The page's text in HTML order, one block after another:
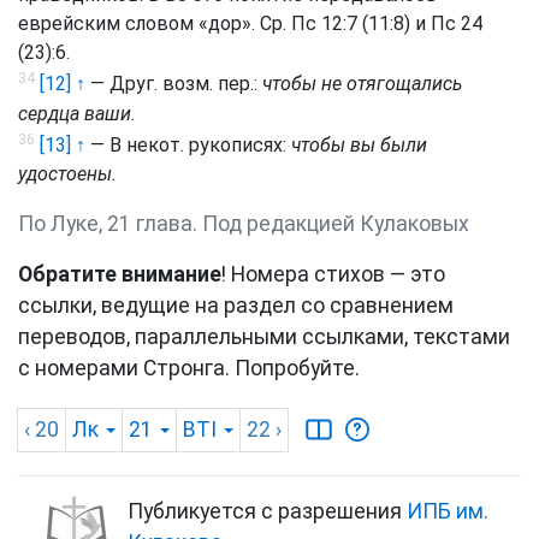
еврейским словом «дор». Ср. Пс 12:7 (11:8) и Пс 24
(23):6.
34 [12] ↑ — Друг. возм. пер.: чтобы не отягощались
сердца ваши.
36 [13] ↑ — В некот. рукописях: чтобы вы были
удостоены.
По Луке, 21 глава. Под редакцией Кулаковых
Обратите внимание! Номера стихов — это
ссылки, ведущие на раздел со сравнением
переводов, параллельными ссылками, текстами
с номерами Стронга. Попробуйте.
‹ 20 Лк 21 BTI 22 ›
Публикуется с разрешения ИПБ им.